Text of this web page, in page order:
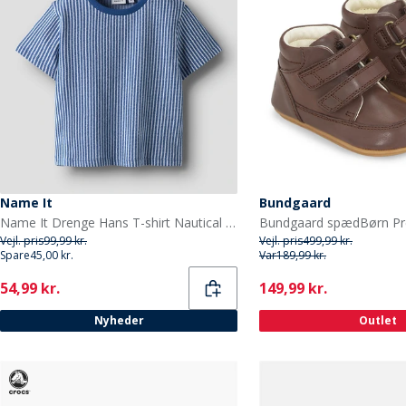
Name It
Name It Drenge Hans T-shirt Nautical Blue
Vejl. pris99,99 kr.
Spare45,00 kr.
Current
54,99 kr.
Nyheder
Bundgaard
Vejl. pris499,99 kr.
Var189,99 kr.
Current
149,99 kr.
Outlet